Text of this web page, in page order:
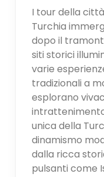
I tour della
Turchia
dopo il
siti storici
varie
tradizionali a
esplorano
unica della
dinamismo
dalla ricca
pulsanti come